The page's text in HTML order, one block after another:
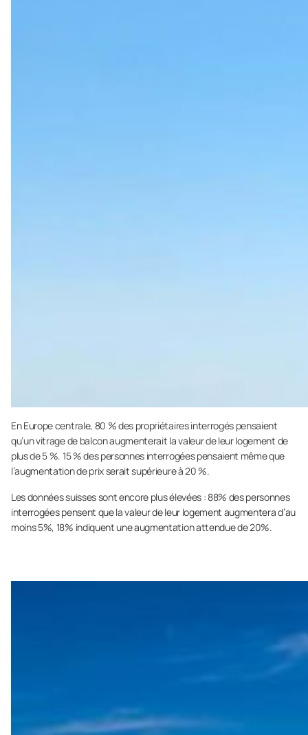
En Europe centrale, 80 % des propriétaires interrogés pensaient
qu’un vitrage de balcon augmenterait la valeur de leur logement de
plus de 5 %. 15 % des personnes interrogées pensaient même que
l’augmentation de prix serait supérieure à 20 %.
Les données suisses sont encore plus élevées : 88% des personnes
interrogées pensent que la valeur de leur logement augmentera d’au
moins 5%, 18% indiquent une augmentation attendue de 20%.